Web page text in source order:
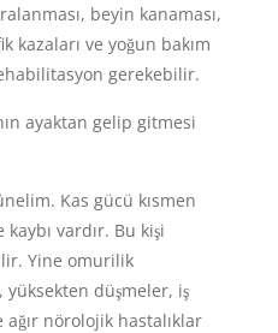
beyin kanaması,
kazaları ve yoğun bakım
gerekebilir.
ayaktan gelip gitmesi
Kas gücü kısmen
vardır. Bu kişi
Yine omurilik
yüksekten düşmeler, iş
ağır nörolojik hastalıklar